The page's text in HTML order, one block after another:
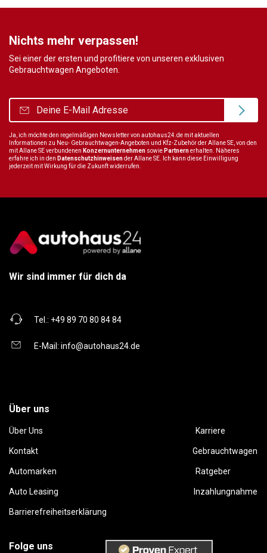
Nichts mehr verpassen!
Sei einer der ersten und profitiere von unseren exklusiven
Gebrauchtwagen Angeboten.
Ja, ich möchte den regelmäßigen Newsletter von autohaus24.de mit aktuellen
Informationen zu Neu- Gebrauchtwagen-Angeboten und Kfz-Zubehör der Allane SE, von den
mit Allane SE verbundenen Konzernunternehmen sowie Partnernerhalten. Näheres
erfahre ich in den Datenschutzhinweisender Allane SE. Ich kann diese Einwilligung
jederzeit mit Wirkung für die Zukunft widerrufen.
Wir sind immer für dich da
Tel.: +49 89 70 80 84 84
E-Mail: info@autohaus24.de
Über uns
Über Uns Karriere
Kontakt Gebrauchtwagen
Automarken Ratgeber
Auto Leasing Inzahlungnahme
Barrierefreiheitserklärung
Folge uns